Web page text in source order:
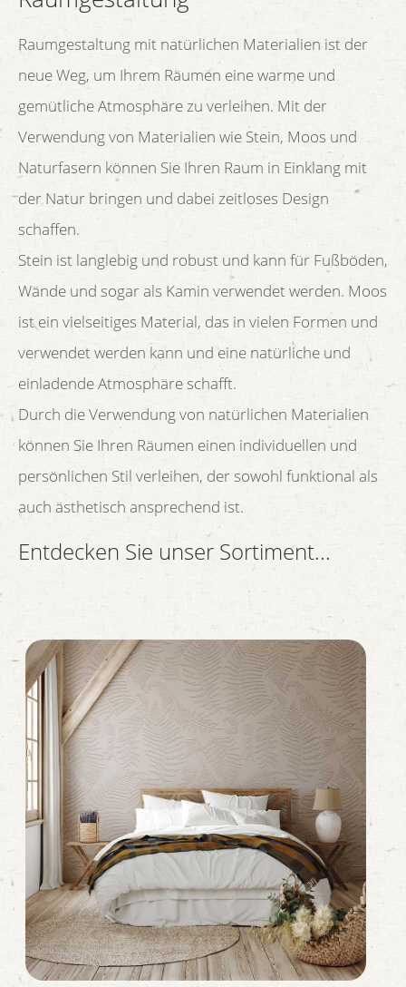
Raumgestaltung mit natürlichen Materialien ist der
neue Weg, um Ihrem Räumen eine warme und
gemütliche Atmosphäre zu verleihen. Mit der
Verwendung von Materialien wie Stein, Moos und
Naturfasern können Sie Ihren Raum in Einklang mit
der Natur bringen und dabei zeitloses Design
schaffen.
Stein ist langlebig und robust und kann für Fußböden,
Wände und sogar als Kamin verwendet werden. Moos
ist ein vielseitiges Material, das in vielen Formen und
verwendet werden kann und eine natürliche und
einladende Atmosphäre schafft.
Durch die Verwendung von natürlichen Materialien
können Sie Ihren Räumen einen individuellen und
persönlichen Stil verleihen, der sowohl funktional als
auch ästhetisch ansprechend ist.
Entdecken Sie unser Sortiment...